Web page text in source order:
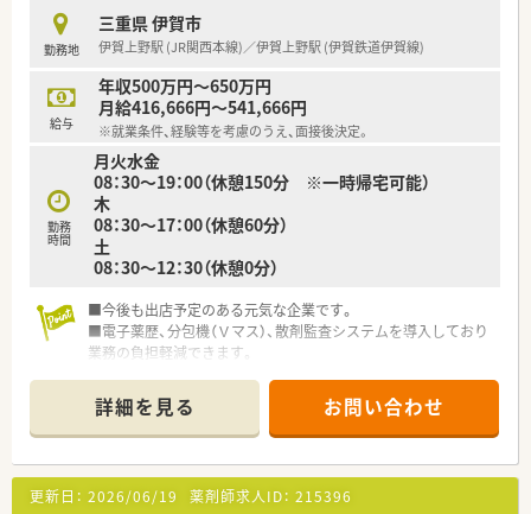
高い社風でございます。
■全国各地にエリアマネージャーやラウンダー勤務の方がいる
ので、急なお休みやシフトのご要望なども、ご相談がしやすい環
境となります。
産休・育休の実績も多数あり、女性にとっても働きやすい会社
です。
■30代で取締役へご就任される方もおり、キャリアステップア
ップを目指す方には、多くのチャンスがございますので、非常に
やりがいのある環境となります。
■多科目の経験をしたい！というご希望があれば複数店舗の掛け
持ちも相談可能で、
異動希望などの希望についても、柔軟に対応頂けます。
■独立開業支援も行っておりまして、まずは店舗の管理薬剤師と
く、完全独立店舗で開業となります。
独立後も経営面でのご相談をはじめ、薬事情報の提供・グルー
プ研修会への参加も可能です。
■慶弔特別休暇・慶弔見舞金や健康診断の費用負担、お薬代のサ
ポート、e-ラーニングの無料受講、保養施設・ホテルの優待、時短
制度、退職金制度など様々な福利厚生もご用意されています。
〈こんな方にもおスメ〉
■高年収希望の方
■経営基盤の安定している薬局で腰を据えて働きたい方
勤務地
三重県 伊賀市
伊賀上野駅 (JR関西本線)／伊賀上野駅 (伊賀鉄道伊賀線)
給与
年収500万円～650万円
月給416,666円～541,666円
※就業条件、経験等を考慮のうえ、面接後決定。
勤務
時間
月火水金
08：30～19：00（休憩150分 ※一時帰宅可能）
木
08：30～17：00（休憩60分）
土
08：30～12：30（休憩0分）
■今後も出店予定のある元気な企業です。
■電子薬歴、分包機（Ｖマス）、散剤監査システムを導入しており
業務の負担軽減できます。
関して理解のある環境です。
詳細を見る お問い合わせ
更新日： 2026/06/19 薬剤師求人ID： 215396